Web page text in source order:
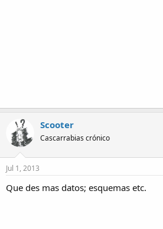
Scooter
Cascarrabias crónico
Jul 1, 2013
Que des mas datos; esquemas etc.